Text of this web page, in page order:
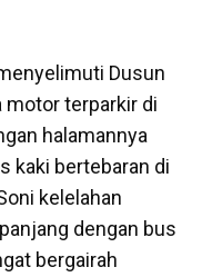
Dusun
motor terparkir di
halamannya
kaki bertebaran di
kelelahan
dengan bus
bergairah